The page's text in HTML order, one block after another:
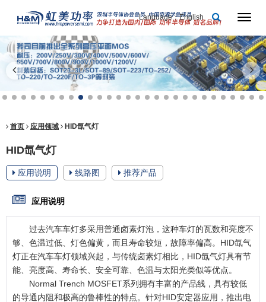
Language：English
首页 应用领域 HID氙气灯
HID氙气灯
应用说明 线路图 推荐产品
应用说明
过去汽车车灯多采用普通卤素灯泡，这种车灯的瓦数和亮度不
够、色温过低、灯色偏黄，而且寿命较短，故障率偏高。HID氙气
灯正在汽车车灯领域兴起，与传统卤素灯相比，HID氙气灯具有节
能、亮度高、寿命长、安全可靠、色温与太阳光类似等优点。
Normal Trench MOSFET系列拥有丰富的产品线，具有较低
的导通内阻和极高的鲁棒性的特点。针对HID安定器应用，推出电